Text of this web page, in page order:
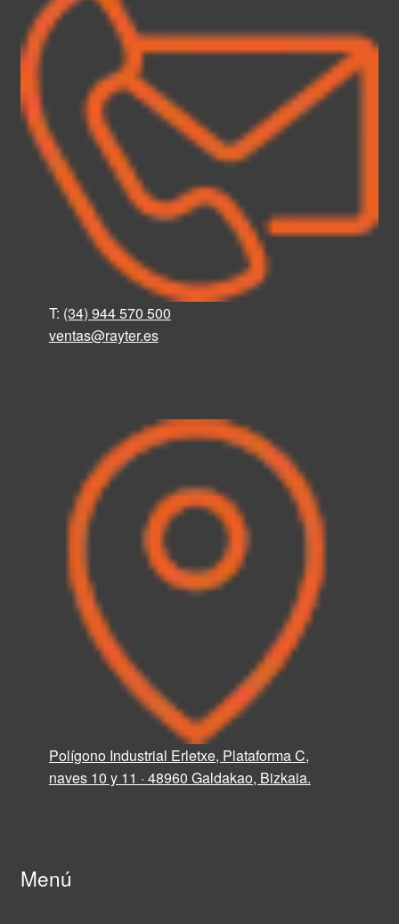
T: (34) 944 570 500
ventas@rayter.es
Polígono Industrial Erletxe, Plataforma C,
naves 10 y 11 · 48960 Galdakao, Bizkaia.
Menú